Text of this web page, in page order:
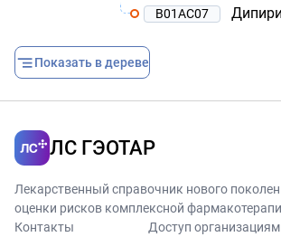
B01AC07
Показать в дереве
ЛС ГЭОТАР
Лекарственный справочник нового
оценки рисков комплексной
Контакты
Доступ организациям